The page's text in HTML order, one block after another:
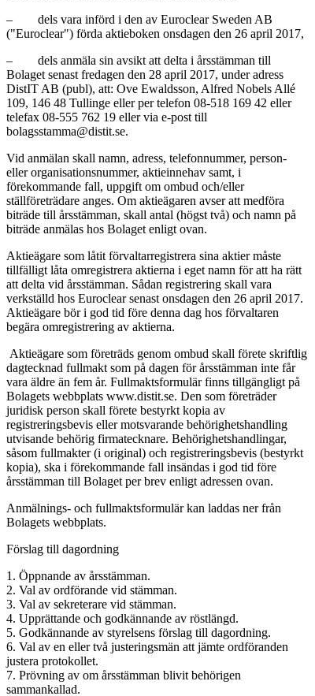
– dels vara införd i den av Euroclear Sweden AB
("Euroclear") förda aktieboken onsdagen den 26 april 2017,
– dels anmäla sin avsikt att delta i årsstämman till
Bolaget senast fredagen den 28 april 2017, under adress
DistIT AB (publ), att: Ove Ewaldsson, Alfred Nobels Allé
109, 146 48 Tullinge eller per telefon 08-518 169 42 eller
telefax 08-555 762 19 eller via e-post till
bolagsstamma@distit.se.
Vid anmälan skall namn, adress, telefonnummer, person-
eller organisationsnummer, aktieinnehav samt, i
förekommande fall, uppgift om ombud och/eller
ställföreträdare anges. Om aktieägaren avser att medföra
biträde till årsstämman, skall antal (högst två) och namn på
biträde anmälas hos Bolaget enligt ovan.
Aktieägare som låtit förvaltarregistrera sina aktier måste
tillfälligt låta omregistrera aktierna i eget namn för att ha rätt
att delta vid årsstämman. Sådan registrering skall vara
verkställd hos Euroclear senast onsdagen den 26 april 2017.
Aktieägare bör i god tid före denna dag hos förvaltaren
begära omregistrering av aktierna.
Aktieägare som företräds genom ombud skall förete skriftlig
dagtecknad fullmakt som på dagen för årsstämman inte får
vara äldre än fem år. Fullmaktsformulär finns tillgängligt på
Bolagets webbplats www.distit.se. Den som företräder
juridisk person skall förete bestyrkt kopia av
registreringsbevis eller motsvarande behörighetshandling
utvisande behörig firmatecknare. Behörighetshandlingar,
såsom fullmakter (i original) och registreringsbevis (bestyrkt
kopia), ska i förekommande fall insändas i god tid före
årsstämman till Bolaget per brev enligt adressen ovan.
Anmälnings- och fullmaktsformulär kan laddas ner från
Bolagets webbplats.
Förslag till dagordning
1. Öppnande av årsstämman.
2. Val av ordförande vid stämman.
3. Val av sekreterare vid stämman.
4. Upprättande och godkännande av röstlängd.
5. Godkännande av styrelsens förslag till dagordning.
6. Val av en eller två justeringsmän att jämte ordföranden
justera protokollet.
7. Prövning av om årsstämman blivit behörigen
sammankallad.